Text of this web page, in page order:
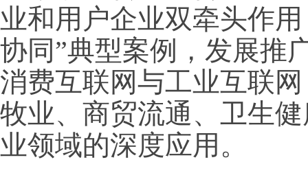
业和用户企业双牵头作
协同”典型案例，发展推
消费互联网与工业互联
牧业、商贸流通、卫生
业领域的深度应用。